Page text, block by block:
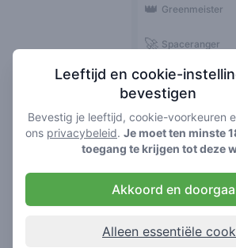
🍃 Smoker
🌱 Roller
🥦 Stoner
🚀 Spaceranger
👑 Greenmeister
Reviews
Leeftijd en cookie-
bevestigen
Bevestig je leeftijd, cookie-voorkeuren
ons privacybeleid. Je moet ten minste
toegang te krijgen tot deze
Akkoord en
Alleen essentiële